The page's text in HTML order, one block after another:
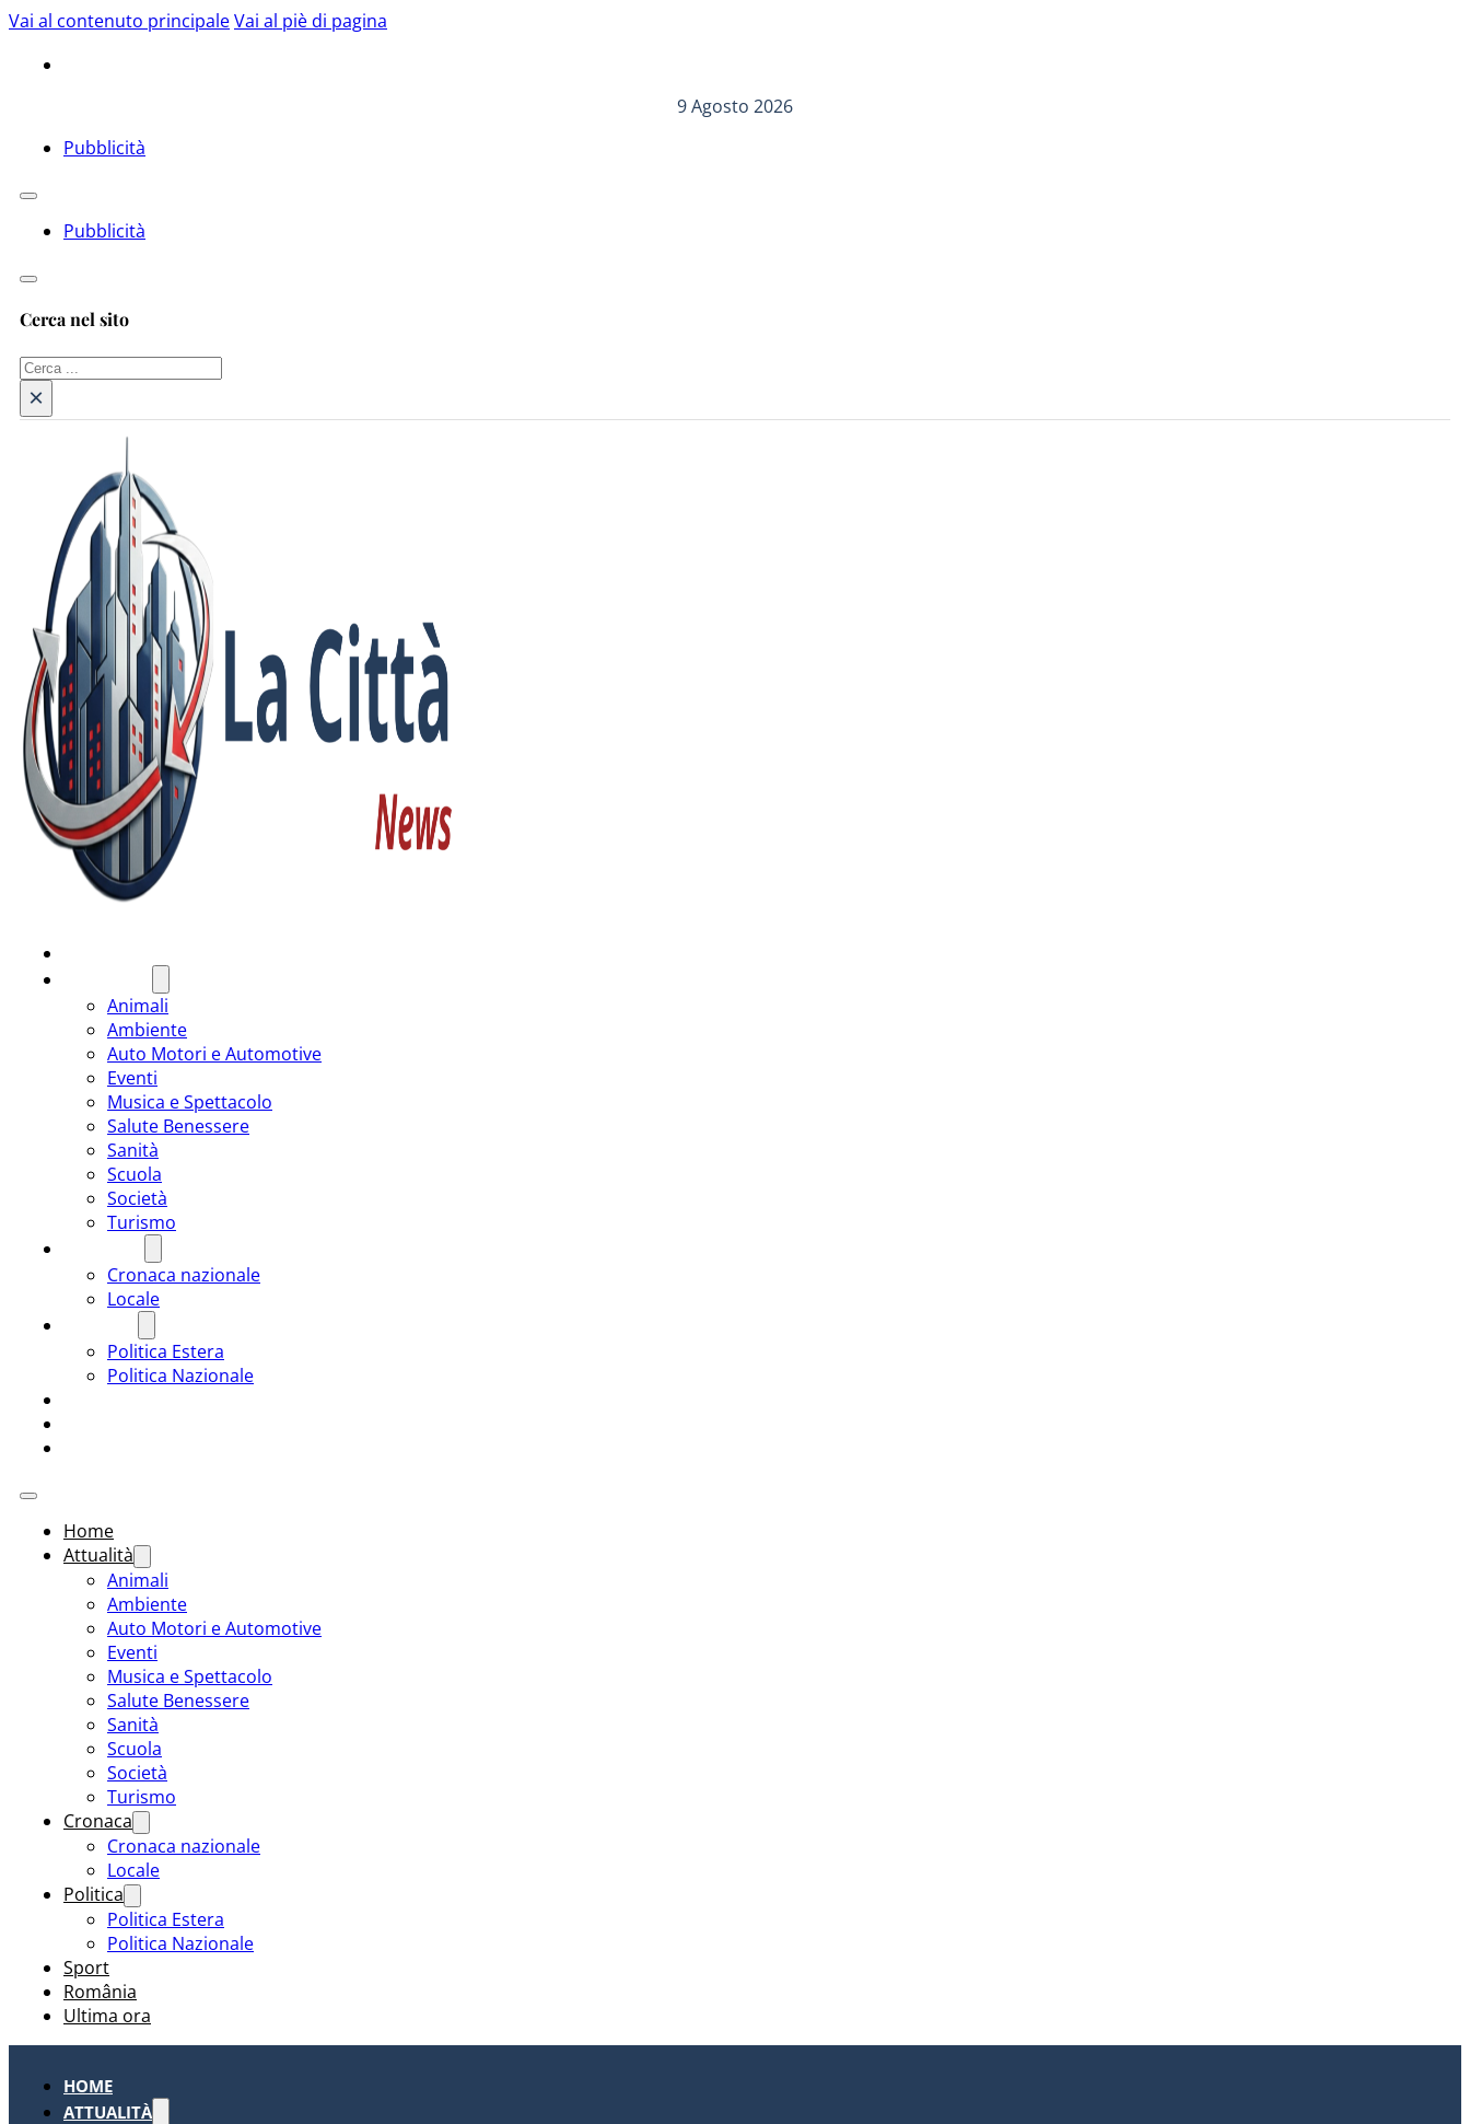
Vai al contenuto principaleVai al piè di pagina
9 Agosto 2026
Pubblicità
Pubblicità
Cerca nel sito
Cerca
×
Animali
Ambiente
Auto Motori e Automotive
Eventi
Musica e Spettacolo
Salute Benessere
Sanità
Scuola
Società
Turismo
Cronaca nazionale
Locale
Politica Estera
Politica Nazionale
Home
Attualità
Animali
Ambiente
Auto Motori e Automotive
Eventi
Musica e Spettacolo
Salute Benessere
Sanità
Scuola
Società
Turismo
Cronaca
Cronaca nazionale
Locale
Politica
Politica Estera
Politica Nazionale
Sport
România
Ultima ora
HOME
ATTUALITÀ